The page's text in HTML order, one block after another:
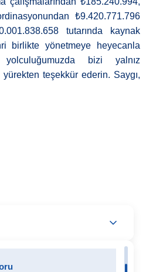
₺9.420.771.796
tutarında kaynak
birlikte yönetmeye heyecanla
bizi yalnız
yürekten teşekkür ederin. Saygı,